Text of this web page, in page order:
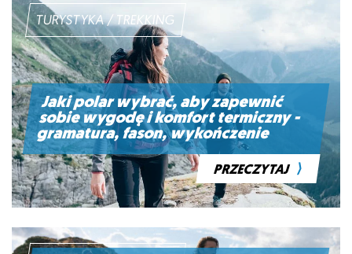
TURYSTYKA / TREKKING
Jaki polar wybrać, aby zapewnić
sobie wygodę i komfort termiczny -
gramatura, fason, wykończenie
PRZECZYTAJ ⟩